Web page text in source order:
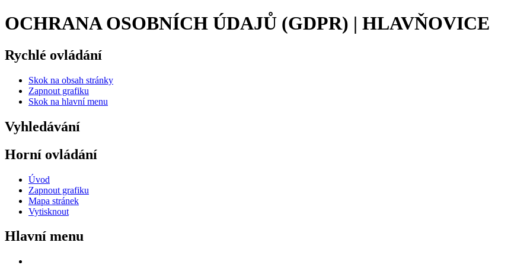
OCHRANA OSOBNÍCH ÚDAJŮ (GDPR) | HLAVŇOVICE
Rychlé ovládání
Skok na obsah stránky
Zapnout grafiku
Skok na hlavní menu
Vyhledávání
Horní ovládání
Úvod
Zapnout grafiku
Mapa stránek
Vytisknout
Hlavní menu